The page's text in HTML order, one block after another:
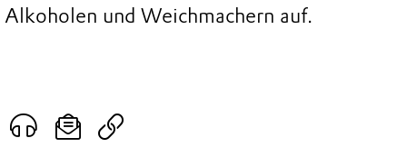
Alkoholen und Weichmachern auf.